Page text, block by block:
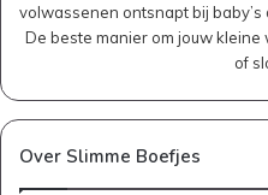
volwassenen ontsnapt bij
De beste manier om jouw kleine
of
Over Slimme Boefjes